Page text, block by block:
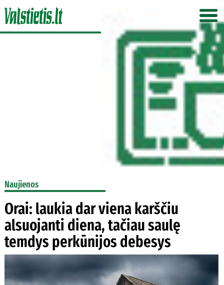
Naujienos
Orai: laukia dar viena karščiu
alsuojanti diena, tačiau saulę
temdys perkūnijos debesys